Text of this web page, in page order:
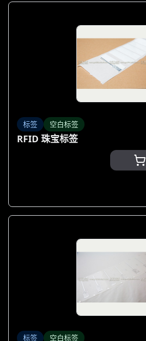
标签 空白标签
RFID 珠宝标签
标签 空白标签